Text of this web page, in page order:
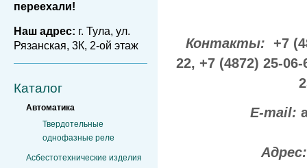
переехали!
Наш адрес: г. Тула, ул.
Рязанская, 3К, 2-ой этаж
Каталог
Автоматика
Твердотельные
однофазные реле
Асбестотехнические изделия
Контакты: +7
22, +7 (4872) 25-
E-mail: